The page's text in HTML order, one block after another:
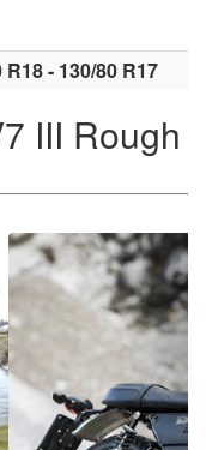
R18 - 130/80 R17
III Rough